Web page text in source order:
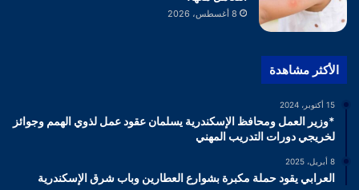
8 أغسطس، 2026
الأكثر مشاهدة
15 أكتوبر، 2024
*وزير العمل ومحافظ الإسكندرية يسلمان عقود عمل لذوي الهمم وجوائز
لخريجي دورات التدريب المهني
8 أبريل، 2025
العرابي يقود حملة مكبرة بشوارع العطارين وباب شرق الإسكندرية